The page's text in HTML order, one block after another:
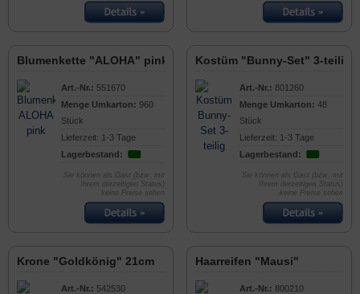
Blumenkette "ALOHA" pink
Art.-Nr.: 551670
Menge Umkarton: 960
Stück
Lieferzeit: 1-3 Tage
Lagerbestand:
Sie können als Gast (bzw. mit
Ihrem derzeitigen Status)
keine Preise sehen
Kostüm "Bunny-Set" 3-teilig
Art.-Nr.: 801260
Menge Umkarton: 48
Stück
Lieferzeit: 1-3 Tage
Lagerbestand:
Sie können als Gast (bzw. mit
Ihrem derzeitigen Status)
keine Preise sehen
Krone "Goldkönig" 21cm
Art.-Nr.: 542530
Haarreifen "Mausi"
Art.-Nr.: 800210